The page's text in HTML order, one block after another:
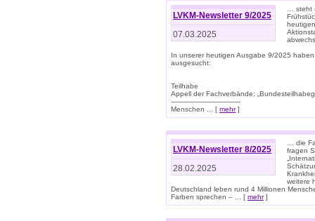
LVKM-Newsletter 9/2025
07.03.2025
… steht
In unserer heutigen Ausgabe 9/2025
ausgesucht:
Teilhabe
Appell der Fachverbände:
---------------------------------
Menschen ... [ mehr]
LVKM-Newsletter 8/2025
28.02.2025
… die
fragen
weitere
Deutschland leben rund 4 Millionen
Farben sprechen – ... [ mehr]